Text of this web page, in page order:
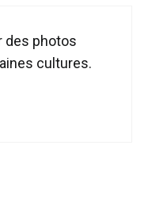
des photos
cultures.